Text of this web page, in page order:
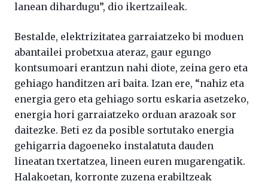
lanean dihardugu”, dio ikertzaileak.
Bestalde, elektrizitatea garraiatzeko bi moduen
abantailei probetxua ateraz, gaur egungo
kontsumoari erantzun nahi diote, zeina gero eta
gehiago handitzen ari baita. Izan ere, “nahiz eta
energia gero eta gehiago sortu eskaria asetzeko,
energia hori garraiatzeko orduan arazoak sor
daitezke. Beti ez da posible sortutako energia
gehigarria dagoeneko instalatuta dauden
lineatan txertatzea, lineen euren mugarengatik.
Halakoetan, korronte zuzena erabiltzeak